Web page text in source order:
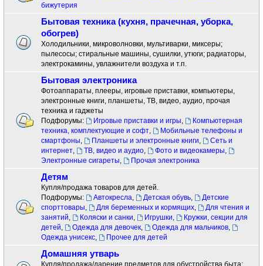
бижутерия
Бытовая техника (кухня, прачечная, уборка,
обогрев)
Холодильники, микроволновки, мультиварки, миксеры;
пылесосы; стиральные машины, сушилки, утюги; радиаторы,
электрокамины, увлажнители воздуха и т.п.
Бытовая электроника
Фотоаппараты, плееры, игровые приставки, компьютеры,
электронные книги, планшеты, ТВ, видео, аудио, прочая
техника и гаджеты
Подфорумы:
Игровые приставки и игры,
Компьютерная
техника, комплектующие и софт,
Мобильные телефоны и
смартфоны, Планшеты и электронные книги,
Сеть и
интернет, ТВ, видео и аудио, Фото и видеокамеры,
Электронные сигареты, Прочая электроника
Детям
Купля/продажа товаров для детей.
Подфорумы:
Автокресла, Детская обувь,
Детские
спорттовары, Для беременных и кормящих,
Для чтения и
занятий, Коляски и санки, Игрушки,
Кружки, секции для
детей, Одежда для девочек, Одежда для мальчиков,
Одежда унисекс, Прочее для детей
Домашняя утварь
Купля/продажа/дарение предметов для обустройства быта: